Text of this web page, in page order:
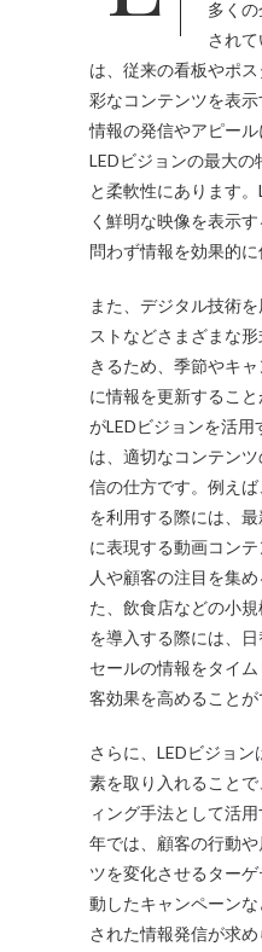
多く
されて
は、従来の看板やポ
彩なコンテンツを表示
情報の発信やアピール
LEDビジョンの最大
と柔軟性にあります
く鮮明な映像を表示
問わず情報を効果的に
また、デジタル技術
ストなどさまざまな
きるため、季節やキ
に情報を更新するこ
がLEDビジョンを活用
は、適切なコンテン
信の仕方です。例え
を利用する際には、
に表現する動画コン
人や顧客の注目を集
た、飲食店などの小
を導入する際には、
セールの情報をタイ
客効果を高めることが
さらに、LEDビジョ
素を取り入れること
ィング手法として活
年では、顧客の行動
ツを変化させるター
動したキャンペーン
された情報発信が求